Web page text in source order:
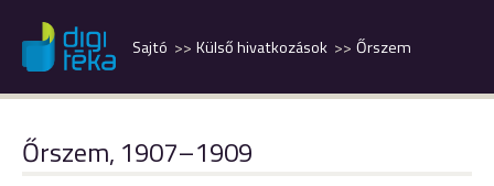
Őrszem
Külső hivatkozások
Sajtó
Őrszem, 1907–1909